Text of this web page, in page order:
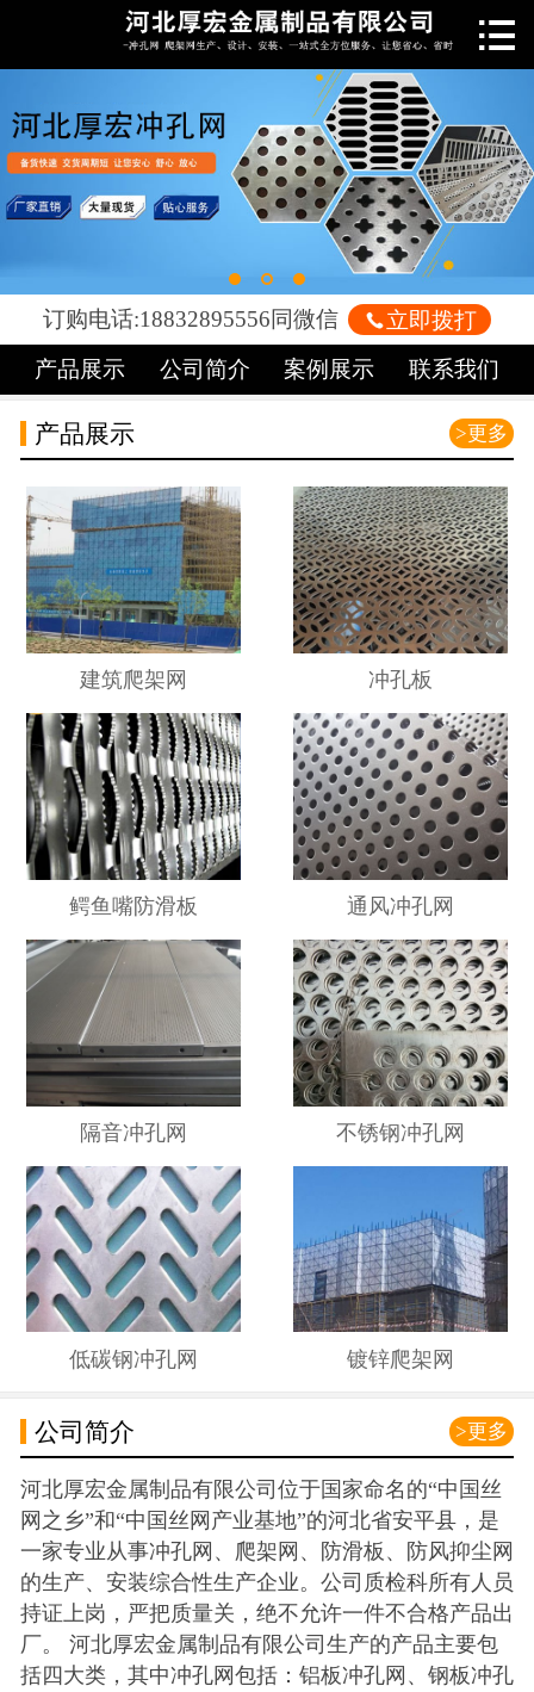
 网站首页
关于我们
新闻中心
产品中心
车间展示
案例展示
荣誉资质

订购电话:18832895556同微信 立即拨打
产品展示
公司简介 案例展示 联系我们
>更多
产品展示
建筑爬架网 冲孔板
鳄鱼嘴防滑板 通风冲孔网
隔音冲孔网 不锈钢冲孔网
低碳钢冲孔网 镀锌爬架网
>更多
公司简介
河北厚宏金属制品有限公司位于国家命名的“中国丝
网之乡”和“中国丝网产业基地”的河北省安平县，是
一家专业从事冲孔网、爬架网、防滑板、防风抑尘网
的生产、安装综合性生产企业。公司质检科所有人员
持证上岗，严把质量关，绝不允许一件不合格产品出
厂。 河北厚宏金属制品有限公司生产的产品主要包
括四大类，其中冲孔网包括：铝板冲孔网、钢板冲孔